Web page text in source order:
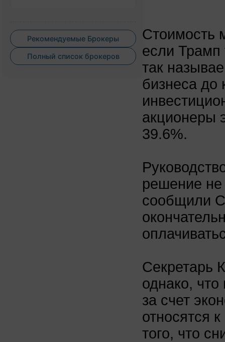
Рекомендуемые Брокеры
Полный список брокеров
Стоимость
если Трамп
так
бизнеса
акционеры
39.6%.
решение не
сообщили
Секретарь
однако,
за счет
относятся
того, что